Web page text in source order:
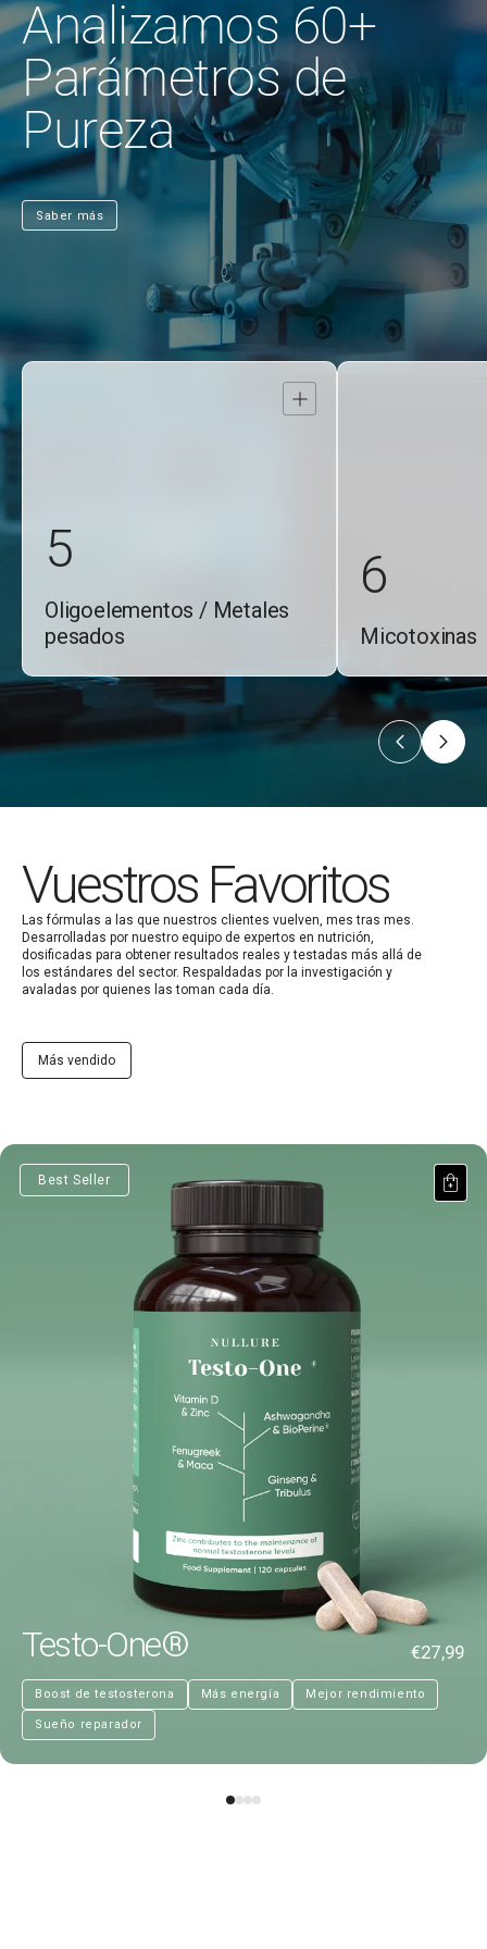
Analizamos 60+
Parámetros de
Pureza
Saber más
Abrir
5
Oligoelementos / Metales
pesados
6
Micotoxinas
Vuestros Favoritos
Las fórmulas a las que nuestros clientes vuelven, mes tras mes.
Desarrolladas por nuestro equipo de expertos en nutrición,
dosificadas para obtener resultados reales y testadas más allá de
los estándares del sector. Respaldadas por la investigación y
avaladas por quienes las toman cada día.
Más vendido
Testo-One®
Best Seller
Testo-One® €27,99
Boost de testosterona Más energía Mejor rendimiento
Sueño reparador